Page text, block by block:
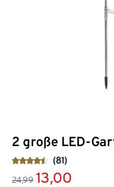
2 große LED-
(81)
24,99 13,00